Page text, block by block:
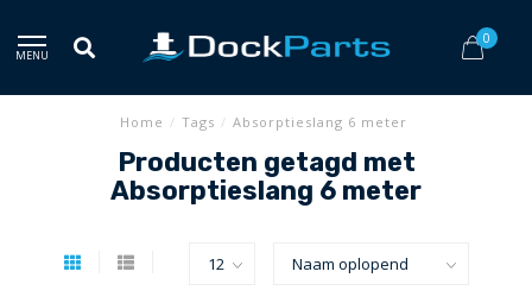
MENU
0
Home / Tags / Absorptieslang 6 meter
Producten getagd met
Absorptieslang 6 meter